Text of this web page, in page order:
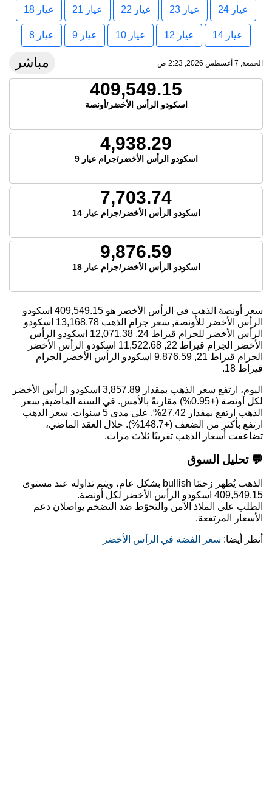
عيار 24 عيار 23 عيار 22 عيار 21 عيار 18
عيار 14 عيار 12 عيار 10 عيار 9 عيار 8
الجمعة, 7 أغسطس 2026, 2:23 ص مباشر
409,549.15
اسكودو الرأس الأخضر/أونصة
4,938.29
اسكودو الرأس الأخضر/جرام عيار 9
7,703.74
اسكودو الرأس الأخضر/جرام عيار 14
9,876.59
اسكودو الرأس الأخضر/جرام عيار 18
سعر أونصة الذهب في الرأس الأخضر هو 409,549.15 اسكودو
الرأس الأخضر للأونصة, سعر جرام الذهب 13,168.78 اسكودو
الرأس الأخضر للجرام قيراط 24,
12,071.38 اسكودو الرأس
الأخضر الجرام قيراط 22,
11,522.68 اسكودو الرأس الأخضر
الجرام قيراط 21,
9,876.59 اسكودو الرأس الأخضر الجرام
قيراط 18.
اليوم، ارتفع سعر الذهب بمقدار 3,857.89 اسكودو الرأس الأخضر
لكل أونصة (+0.95%) مقارنةً بالأمس. في السنة الماضية, سعر
الذهب ارتفع بمقدار 27.42%. على مدى 5 سنوات, سعر الذهب
ارتفع بأكثر من الضعف (+148.7%). خلال العقد الماضي،
تضاعفت أسعار الذهب تقريبًا ثلاث مرات.
💬 تحليل السوق
الذهب يُظهر زخمًا bullish بشكل عام، ويتم تداوله عند مستوى
409,549.15 اسكودو الرأس الأخضر لكل أونصة.
الطلب على الملاذ الآمن والتحوّط ضد التضخم يواصلان دعم
الأسعار المرتفعة.
أنظر أيضا: سعر الفضة في الرأس الأخضر